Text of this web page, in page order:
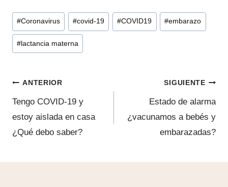
Etiquetas
de
la
#Coronavirus #covid-19 #COVID19 #embarazo
# lactancia materna
Navegación
de
entradas
ANTERIOR
Tengo COVID-19 y
estoy aislada en casa
¿Qué debo saber?
SIGUIENTE
Estado de alarma
¿vacunamos a bebés y
embarazadas?